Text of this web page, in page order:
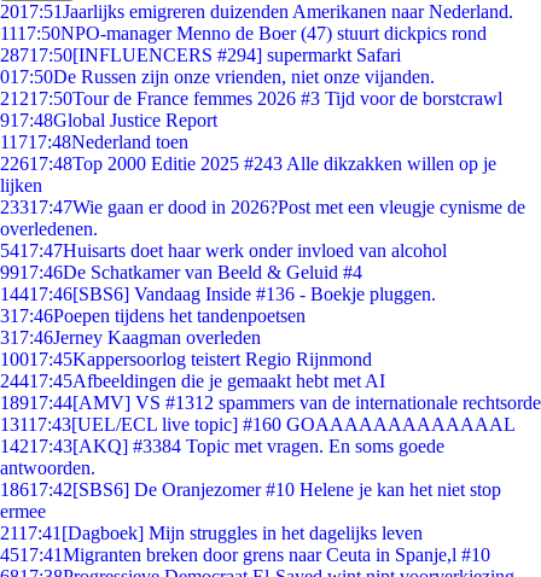
2017:51Jaarlijks emigreren duizenden Amerikanen naar Nederland.
1117:50NPO-manager Menno de Boer (47) stuurt dickpics rond
28717:50[INFLUENCERS #294] supermarkt Safari
017:50De Russen zijn onze vrienden, niet onze vijanden.
21217:50Tour de France femmes 2026 #3 Tijd voor de borstcrawl
917:48Global Justice Report
11717:48Nederland toen
22617:48Top 2000 Editie 2025 #243 Alle dikzakken willen op je
lijken
23317:47Wie gaan er dood in 2026?Post met een vleugje cynisme de
overledenen.
5417:47Huisarts doet haar werk onder invloed van alcohol
9917:46De Schatkamer van Beeld & Geluid #4
14417:46[SBS6] Vandaag Inside #136 - Boekje pluggen.
317:46Poepen tijdens het tandenpoetsen
317:46Jerney Kaagman overleden
10017:45Kappersoorlog teistert Regio Rijnmond
24417:45Afbeeldingen die je gemaakt hebt met AI
18917:44[AMV] VS #1312 spammers van de internationale rechtsorde
13117:43[UEL/ECL live topic] #160 GOAAAAAAAAAAAAAL
14217:43[AKQ] #3384 Topic met vragen. En soms goede
antwoorden.
18617:42[SBS6] De Oranjezomer #10 Helene je kan het niet stop
ermee
2117:41 [Dagboek] Mijn struggles in het dagelijks leven
4517:41Migranten breken door grens naar Ceuta in Spanje,l #10